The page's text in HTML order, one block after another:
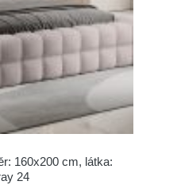
160x200 cm, látka:
24